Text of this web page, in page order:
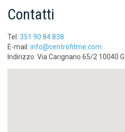
Contatti
Tel: 351 90 84 838
E-mail: info@centrofitme.com
Indirizzo: Via Carignano 65/2 10040